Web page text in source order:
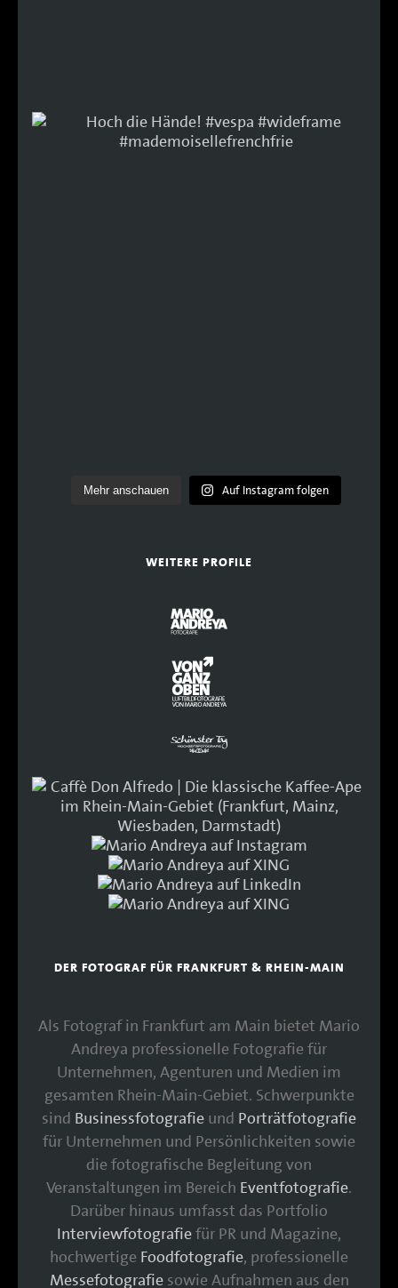
Mehr anschauen Auf Instagram folgen
WEITERE PROFILE
DER FOTOGRAF FÜR FRANKFURT & RHEIN-MAIN
Als Fotograf in Frankfurt am Main bietet Mario
Andreya professionelle Fotografie für
Unternehmen, Agenturen und Medien im
gesamten Rhein-Main-Gebiet. Schwerpunkte
sind Businessfotografie und Porträtfotografie
für Unternehmen und Persönlichkeiten sowie
die fotografische Begleitung von
Veranstaltungen im Bereich Eventfotografie.
Darüber hinaus umfasst das Portfolio
Interviewfotografiefür PR und Magazine,
hochwertige Foodfotografie, professionelle
Messefotografiesowie Aufnahmen aus den